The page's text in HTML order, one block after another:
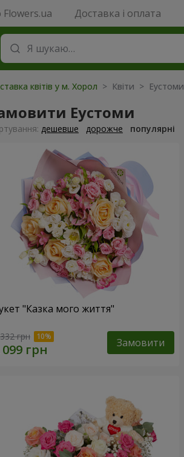
Flowers.ua Доставка і оплата
квітів у м. Хорол > Квіти > Еустоми
Еустоми
дешевше дорожче популярні
"Казка мого життя"
грн Замовити